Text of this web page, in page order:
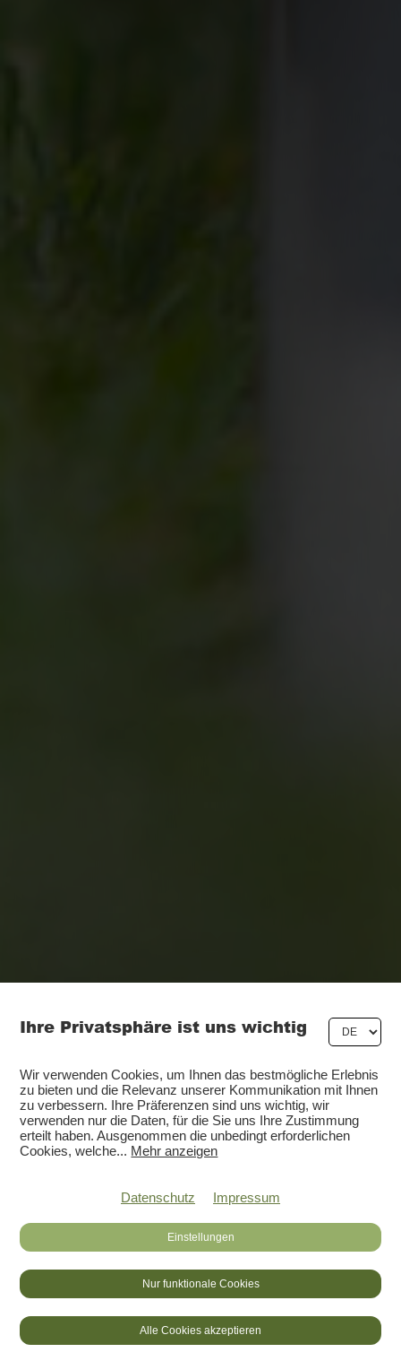
LOGIN
FR
DE
Ihre Privatsphäre ist uns wichtig
Wir verwenden Cookies, um Ihnen das bestmögliche Erlebnis
zu bieten und die Relevanz unserer Kommunikation mit Ihnen
zu verbessern. Ihre Präferenzen sind uns wichtig, wir
verwenden nur die Daten, für die Sie uns Ihre Zustimmung
erteilt haben. Ausgenommen die unbedingt erforderlichen
Cookies, welche... Mehr anzeigen
Datenschutz Impressum
Einstellungen
Nur funktionale Cookies
Alle Cookies akzeptieren